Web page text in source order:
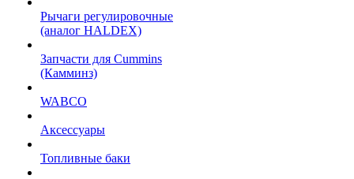
Рычаги регулировочные
(аналог HALDEX)
Запчасти для Cummins
(Камминз)
WABCO
Аксессуары
Топливные баки